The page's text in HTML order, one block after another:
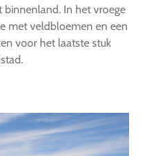
binnenland. In het vroege
met veldbloemen en een
voor het laatste stuk